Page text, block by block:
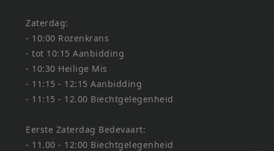
Zaterdag:
- 10:00 Rozenkrans
- tot 10:15 Aanbidding
- 10:30 Heilige Mis
- 11:15 - 12:15 Aanbidding
- 11:15 - 12.00 Biechtgelegenheid
Eerste Zaterdag Bedevaart:
- 11.00 - 12:00 Biechtgelegenheid